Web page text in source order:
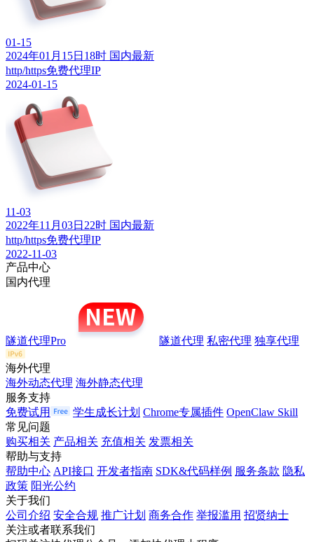
01-15
2024年01月15日18时 国内最新
http/https免费代理IP
2024-01-15
11-03
2022年11月03日22时 国内最新
http/https免费代理IP
2022-11-03
产品中心
国内代理
隧道代理Pro 隧道代理 私密代理 独享代理
海外代理
海外动态代理 海外静态代理
服务支持
免费试用
学生成长计划 Chrome专属插件 OpenClaw Skill
常见问题
购买相关 产品相关 充值相关 发票相关
帮助与支持
帮助中心 API接口 开发者指南 SDK&代码样例 服务条款 隐私
政策 阳光公约
关于我们
公司介绍 安全合规 推广计划 商务合作 举报滥用 招贤纳士
关注或者联系我们